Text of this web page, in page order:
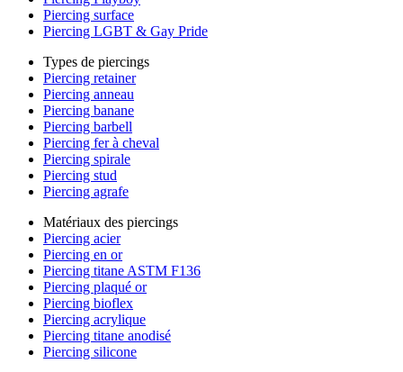
Piercing surface
Piercing LGBT & Gay Pride
Types de piercings
Piercing retainer
Piercing anneau
Piercing banane
Piercing barbell
Piercing fer à cheval
Piercing spirale
Piercing stud
Piercing agrafe
Matériaux des piercings
Piercing acier
Piercing en or
Piercing titane ASTM F136
Piercing plaqué or
Piercing bioflex
Piercing acrylique
Piercing titane anodisé
Piercing silicone